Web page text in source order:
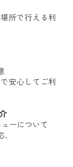
所で行える利
安心してご利
ーについて